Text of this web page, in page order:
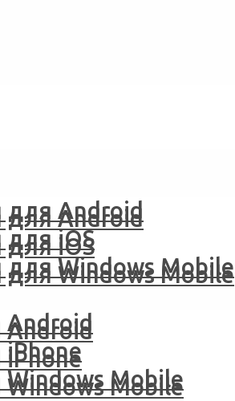
Android
iOS
Windows Mobile
Android
iPhone
Windows Mobile
Android
iOS
Windows Mobile
Android
iPhone
Windows Mobile